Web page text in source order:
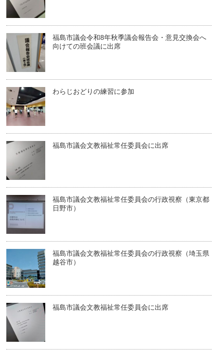
福島市議会令和8年秋季議会報告会・意見交換会へ
向けての班会議に出席
わらじおどりの練習に参加
福島市議会文教福祉常任委員会に出席
福島市議会文教福祉常任委員会の行政視察（東京都
日野市）
福島市議会文教福祉常任委員会の行政視察（埼玉県
越谷市）
福島市議会文教福祉常任委員会に出席